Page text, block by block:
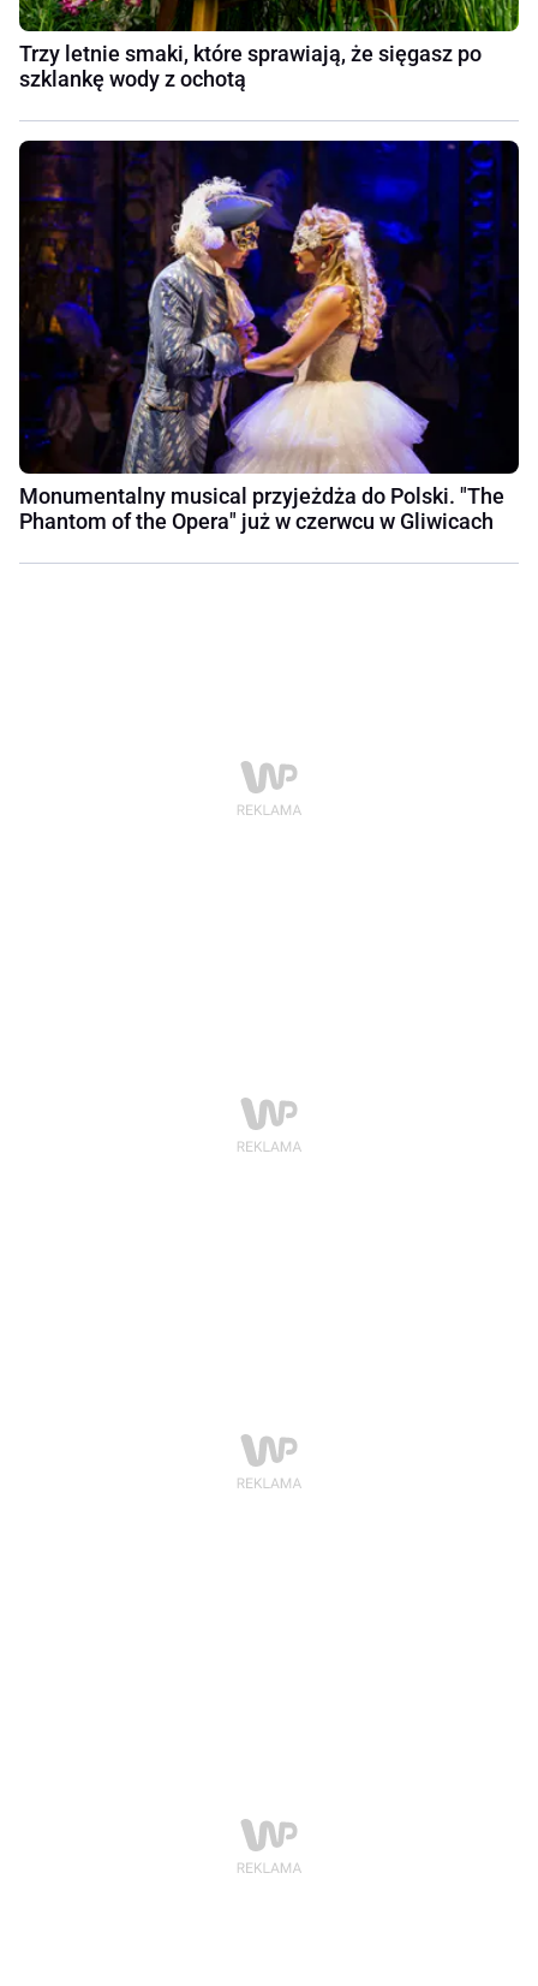
Trzy letnie smaki, które sprawiają, że sięgasz po
szklankę wody z ochotą
Monumentalny musical przyjeżdża do Polski. "The
Phantom of the Opera" już w czerwcu w Gliwicach